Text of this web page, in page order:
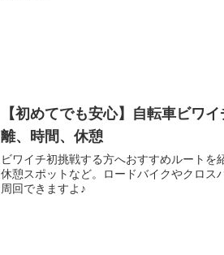
【初めてでも安心】自転車ビワ
離、時間、休憩
ビワイチ初挑戦する方へおすすめルートを
休憩スポットなど。ロードバイクやクロス
周回できますよ♪